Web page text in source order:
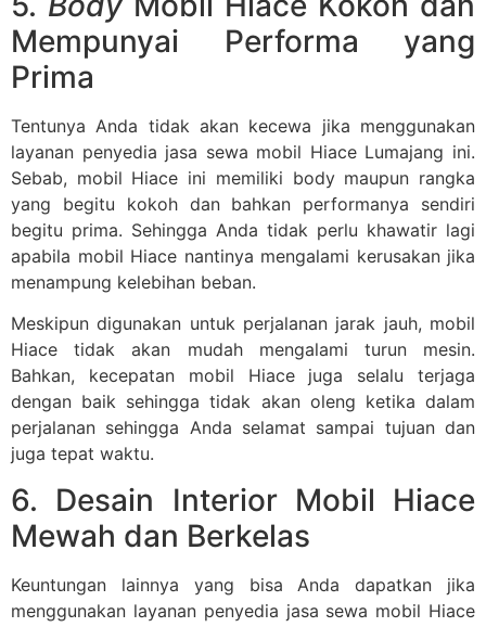
Mempunyai Performa yang
Prima
Tentunya Anda tidak akan kecewa jika menggunakan
layanan penyedia jasa sewa mobil Hiace Lumajang ini.
Sebab, mobil Hiace ini memiliki body maupun rangka
yang begitu kokoh dan bahkan performanya sendiri
begitu prima. Sehingga Anda tidak perlu khawatir lagi
apabila mobil Hiace nantinya mengalami kerusakan jika
menampung kelebihan beban.
Meskipun digunakan untuk perjalanan jarak jauh, mobil
Hiace tidak akan mudah mengalami turun mesin.
Bahkan, kecepatan mobil Hiace juga selalu terjaga
dengan baik sehingga tidak akan oleng ketika dalam
perjalanan sehingga Anda selamat sampai tujuan dan
juga tepat waktu.
6. Desain Interior Mobil Hiace
Mewah dan Berkelas
Keuntungan lainnya yang bisa Anda dapatkan jika
menggunakan layanan penyedia jasa sewa mobil Hiace